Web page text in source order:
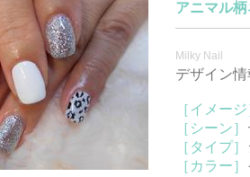
アニマル
Milky Nail
デザイン情
［イメージ
［シーン］
［タイプ］
［カラー］